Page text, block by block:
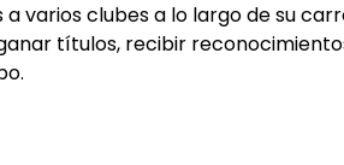
varios clubes a lo largo de su
títulos, recibir